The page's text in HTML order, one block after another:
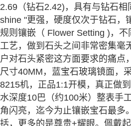
2.69（钻石2.42)，具有与钻石
shine "更强，硬度仅次于钻石，
规则镶嵌（ Flower Setting )，
工艺，做到石头之间非常密集毫
户对石头紧密这方面要求的痛点
尺寸40MM，蓝宝石玻璃镜面，
8215机，正品1:1开模，真正做
水深度10巴（约100米）整表手
角闪亮，迄今为止镶嵌宝石最多
括，更多的是尊贵+耀眼。佩戴